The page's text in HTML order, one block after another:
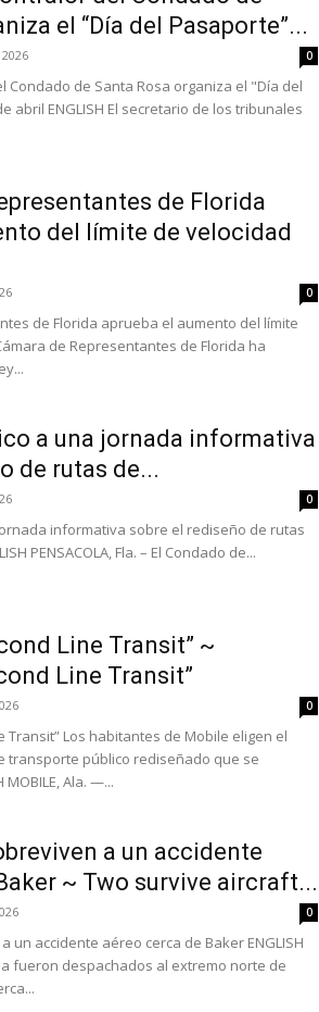
el “Día del Pasaporte”...
0
Condado de Santa Rosa organiza el "Día del
abril ENGLISH El secretario de los tribunales
de Florida
del límite de velocidad
0
de Florida aprueba el aumento del límite
de Representantes de Florida ha
a una jornada informativa
de rutas de...
0
informativa sobre el rediseño de rutas
PENSACOLA, Fla. – El Condado de...
Line Transit” ~
Line Transit”
0
Transit” Los habitantes de Mobile eligen el
transporte público rediseñado que se
Ala. —...
a un accidente
~ Two survive aircraft...
0
un accidente aéreo cerca de Baker ENGLISH
fueron despachados al extremo norte de